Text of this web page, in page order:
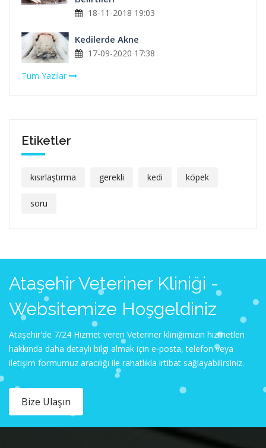
18-11-2018 19:03
Kedilerde Akne
17-09-2020 17:38
Tüm Yazılar
Etiketler
kısırlaştırma gerekli kedi köpek
soru
Ataşehir Veteriner Kliniği -
Websitemize Hoşgeldiniz
Ataşehir'de 7/24 Hizmet veren Veteriner kliniğimizin hizmetleri
hakkında daha detaylı bilgi almak için e-posta, telefon veya
iletişim formumuz aracılığı ile rahatlıkla irtibat sağlayabilirsiniz.
Bize Ulaşın